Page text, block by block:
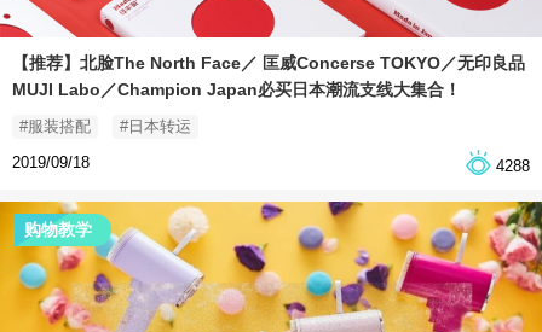
【推荐】北脸The North Face／ 匡威Concerse TOKYO／无印良品
MUJI Labo／Champion Japan必买日本潮流支线大集合！
#服装搭配
#日本转运
2019/09/18
4288
购物教学